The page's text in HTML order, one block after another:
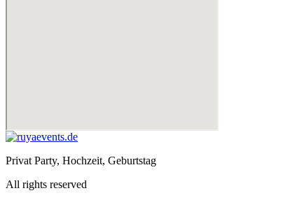
Privat Party, Hochzeit, Geburtstag
All rights reserved